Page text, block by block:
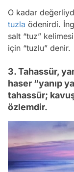
O kadar
tuzla ödenirdi.
salt “tuz”
için “tuzlu” denir.
3. Tahassür,
haser “yanıp
tahassür;
özlemdir.